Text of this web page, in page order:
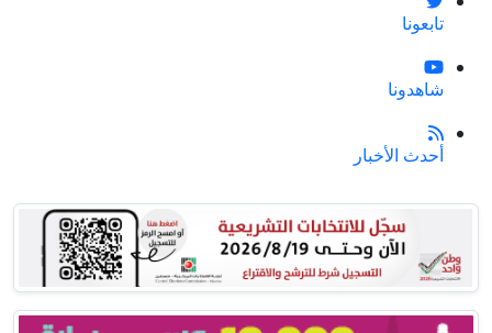
تابعونا
شاهدونا
أحدث الأخبار